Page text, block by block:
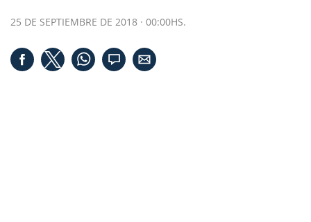
25 DE SEPTIEMBRE DE 2018 · 00:00HS.